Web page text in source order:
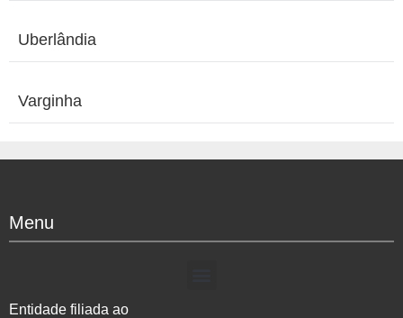
Uberlândia
Varginha
Menu
Entidade filiada ao